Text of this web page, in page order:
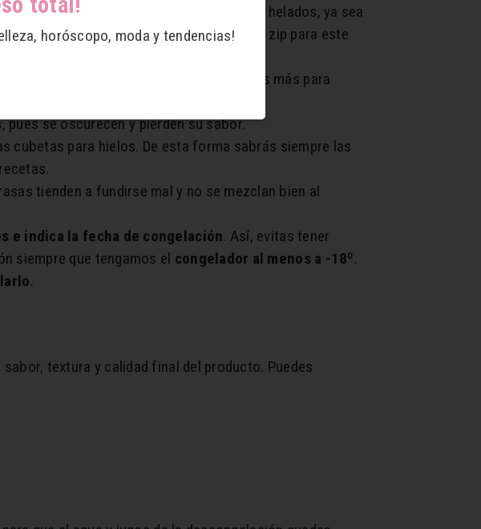
consumidas más adelante en batidos o helados, ya sea
Es muy útil usar bolsas con cierre zip para este
se descongele lo cocerás unos minutos más para
, pues se oscurecen y pierden su sabor.
cubetas para hielos. De esta forma sabrás siempre las
tienden a fundirse mal y no se mezclan bien al
e indica la fecha de congelación. Así, evitas tener
siempre que tengamos el congelador al menos a -18º.
.
textura y calidad final del producto. Puedes
horóscopo, moda y tendencias!